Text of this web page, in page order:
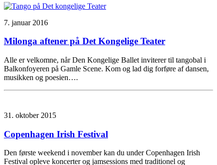
7. januar 2016
Milonga aftener på Det Kongelige Teater
Alle er velkomne, når Den Kongelige Ballet inviterer til tangobal i
Balkonfoyeren på Gamle Scene. Kom og lad dig forføre af dansen,
musikken og poesien….
31. oktober 2015
Copenhagen Irish Festival
Den første weekend i november kan du under Copenhagen Irish
Festival opleve koncerter og jamsessions med traditionel og